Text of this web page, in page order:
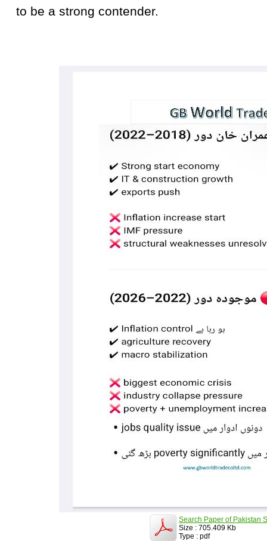
to be a strong contender.
Search Paper of Pakistan
Size : 705.409 Kb
Type : pdf